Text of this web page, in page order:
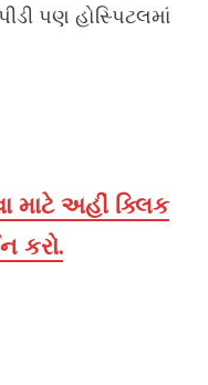
પણ હોસ્પિટલમાં
માટે અહીં ક્લિક
કરો.